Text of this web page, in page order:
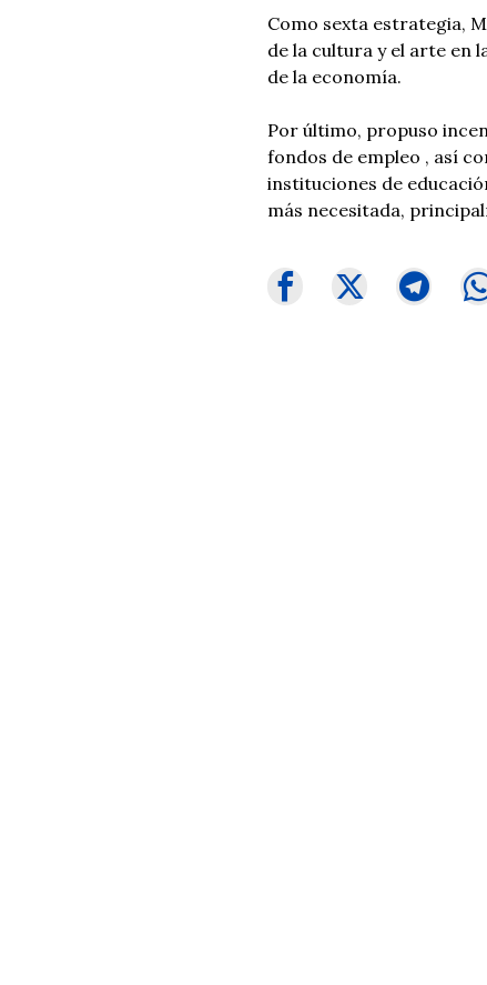
Como sexta estrategia,
de la cultura y el arte en
de la economía.
Por último, propuso
fondos de empleo , así
instituciones de
más necesitada,